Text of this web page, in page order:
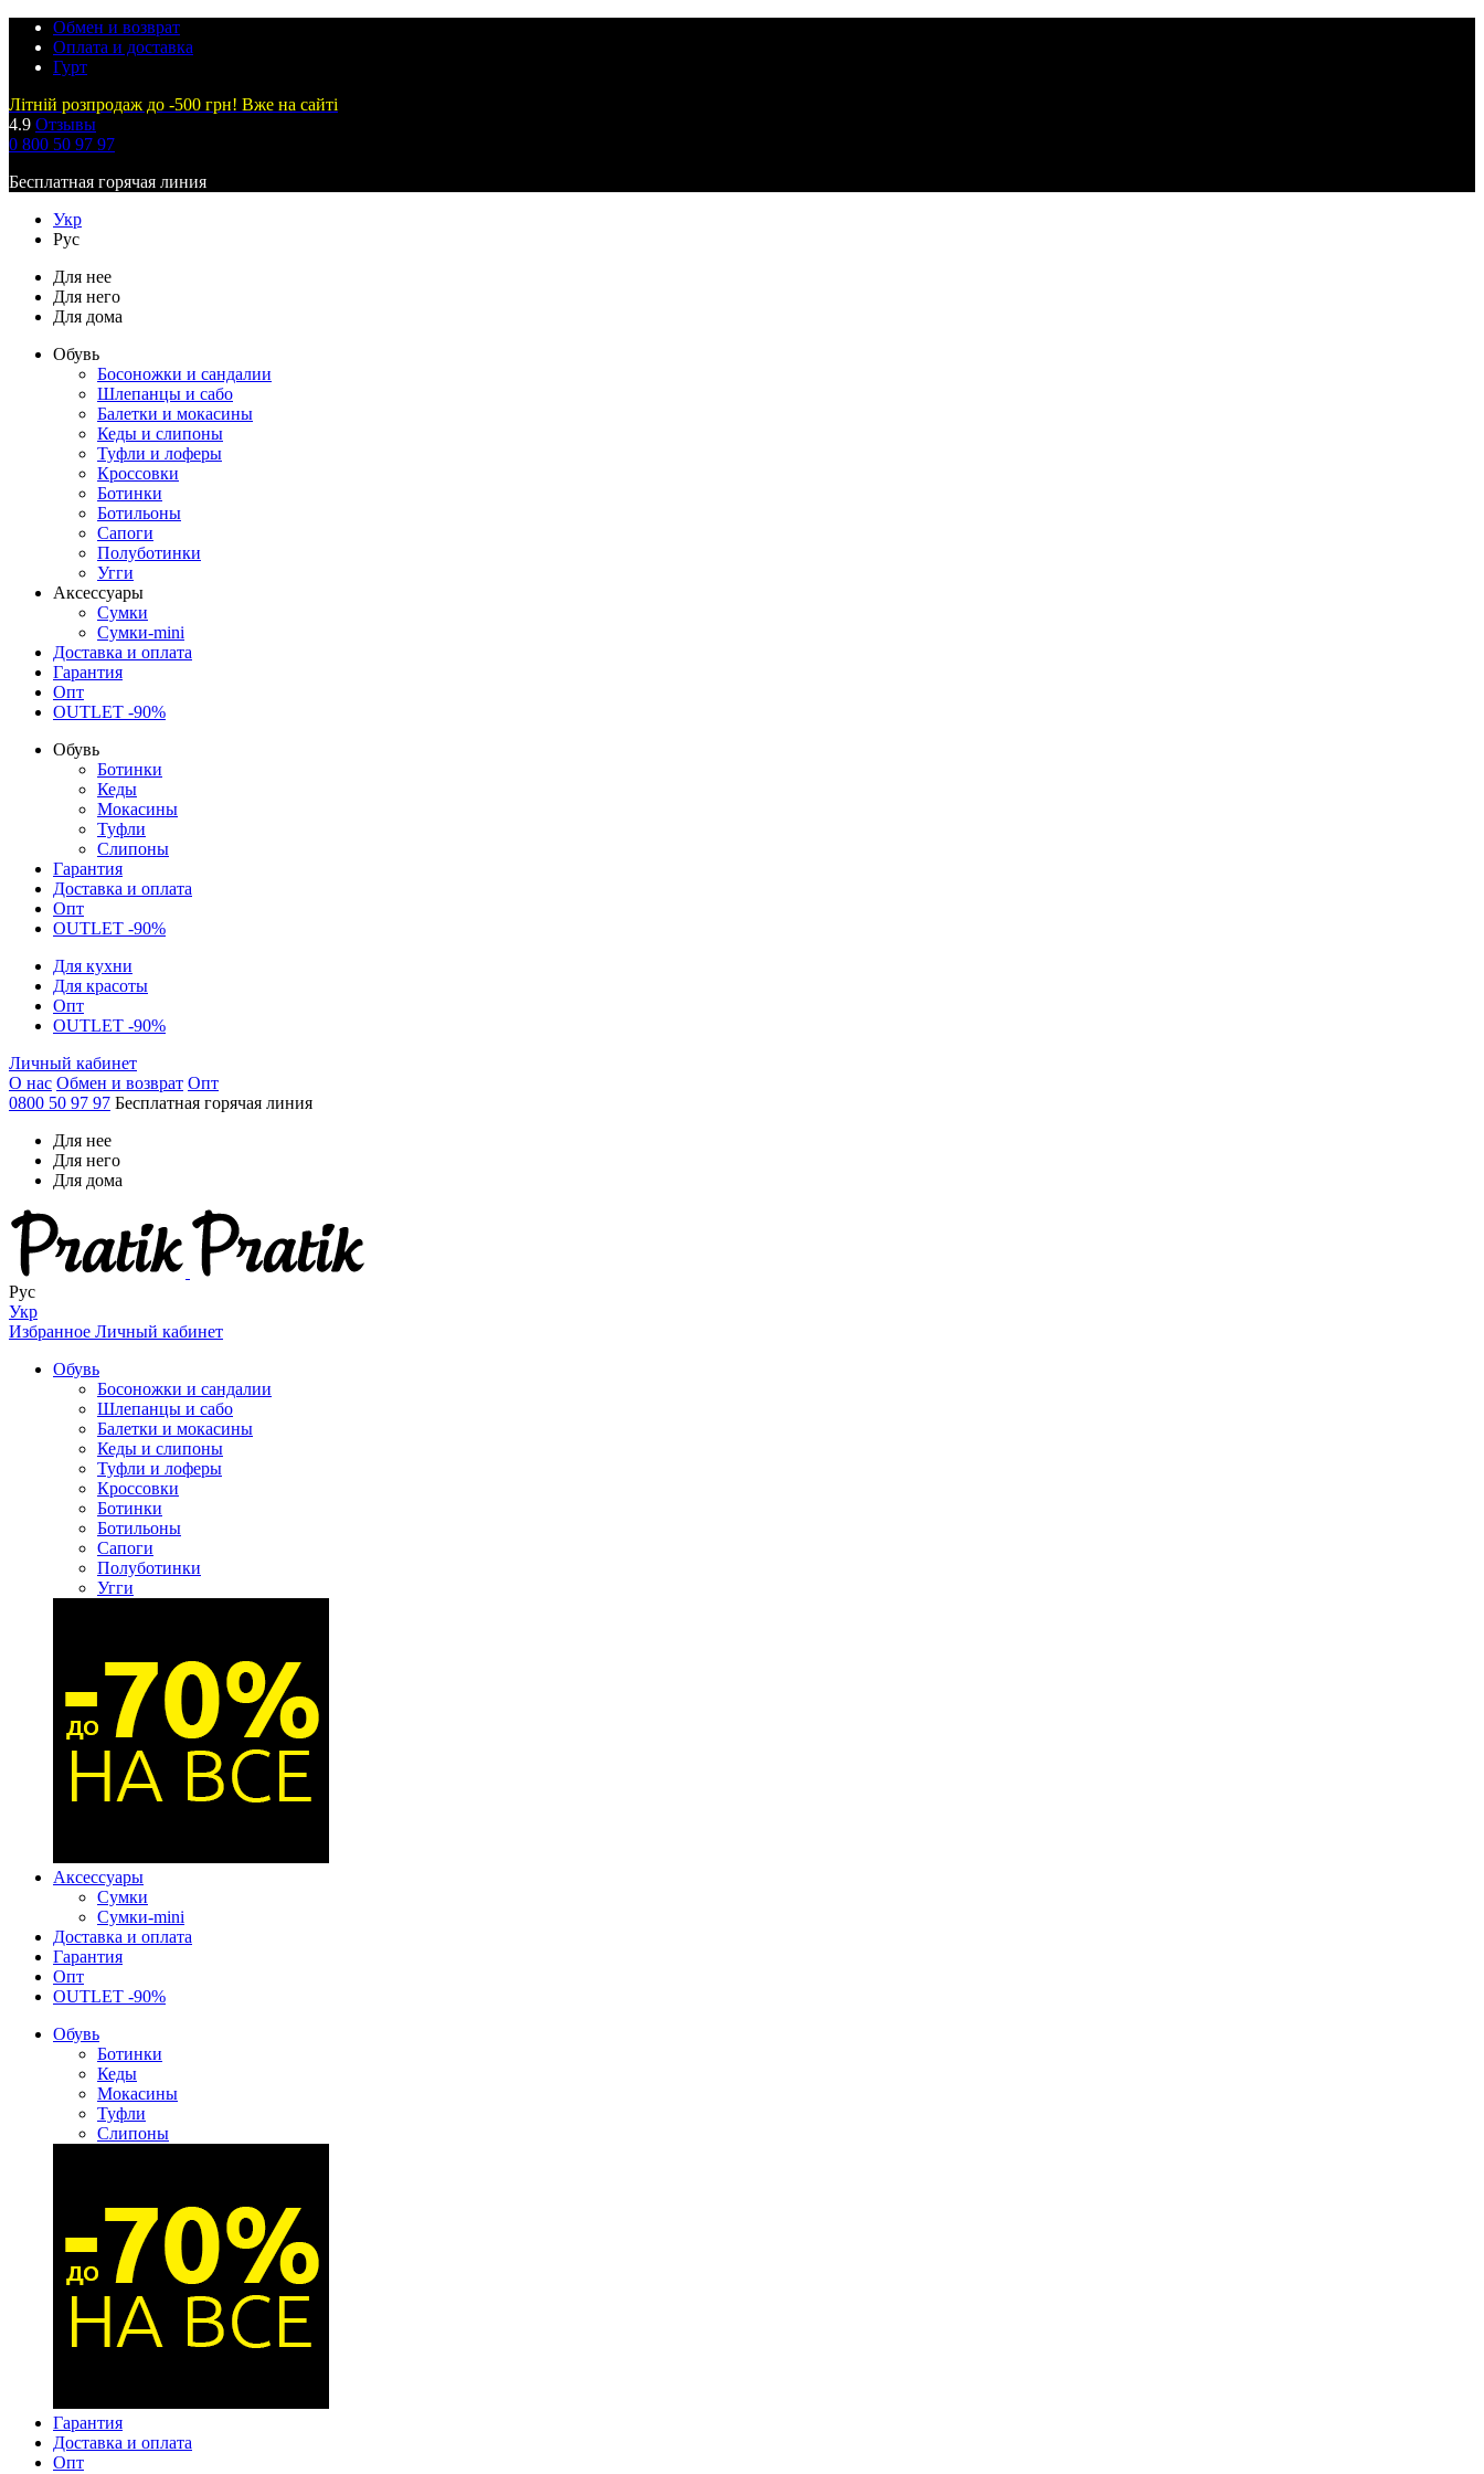
Обмен и возврат
Оплата и доставка
Гурт
Літній розпродаж до -500 грн! Вже на сайті
4.9 Отзывы
0 800 50 97 97
Бесплатная горячая линия
Укр
Рус
Для нее
Для него
Для дома
Обувь
Босоножки и сандалии
Шлепанцы и сабо
Балетки и мокасины
Кеды и слипоны
Туфли и лоферы
Кроссовки
Ботинки
Ботильоны
Сапоги
Полуботинки
Угги
Аксессуары
Сумки
Сумки-mini
Доставка и оплата
Гарантия
Опт
OUTLET -90%
Обувь
Ботинки
Кеды
Мокасины
Туфли
Слипоны
Гарантия
Доставка и оплата
Опт
OUTLET -90%
Для кухни
Для красоты
Опт
OUTLET -90%
Личный кабинет
О нас Обмен и возврат Опт
0800 50 97 97 Бесплатная горячая линия
Для нее
Для него
Для дома
Рус
Укр
Избранное Личный кабинет
Обувь
Босоножки и сандалии
Шлепанцы и сабо
Балетки и мокасины
Кеды и слипоны
Туфли и лоферы
Кроссовки
Ботинки
Ботильоны
Сапоги
Полуботинки
Угги
Аксессуары
Сумки
Сумки-mini
Доставка и оплата
Гарантия
Опт
OUTLET -90%
Обувь
Ботинки
Кеды
Мокасины
Туфли
Слипоны
Гарантия
Доставка и оплата
Опт